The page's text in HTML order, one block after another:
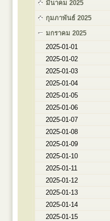
มีนาคม 2025
กุมภาพันธ์ 2025
มกราคม 2025
2025-01-01
2025-01-02
2025-01-03
2025-01-04
2025-01-05
2025-01-06
2025-01-07
2025-01-08
2025-01-09
2025-01-10
2025-01-11
2025-01-12
2025-01-13
2025-01-14
2025-01-15